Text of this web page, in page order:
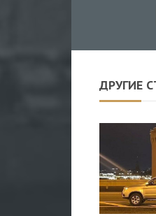
ДРУГИЕ